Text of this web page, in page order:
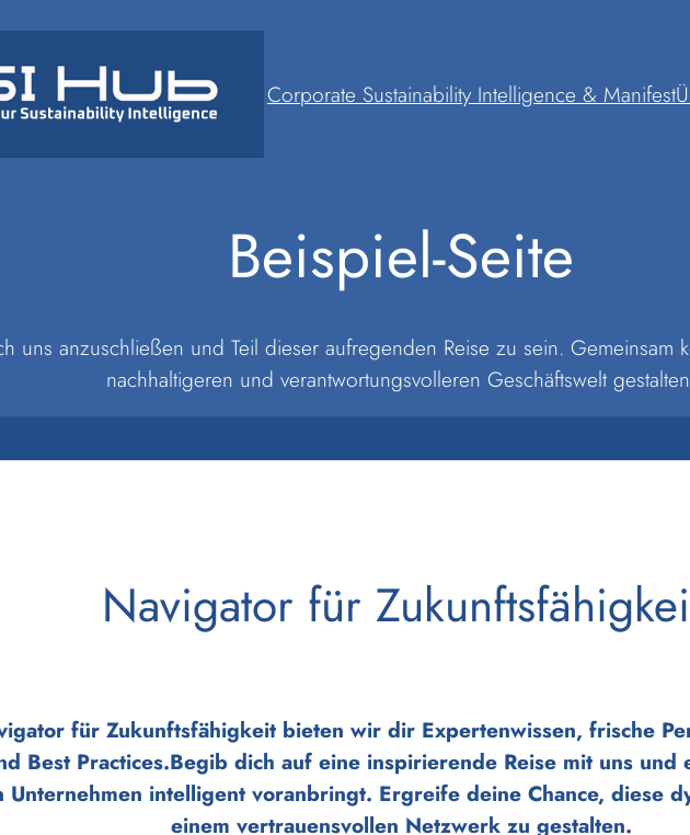
Corporate Sustainability Intelligence & Manifest
Beispiel-Seite
uns anzuschließen und Teil dieser aufregenden Reise zu sein.
nachhaltigeren und verantwortungsvolleren Geschäftswelt
Navigator für
für Zukunftsfähigkeit bieten wir dir Expertenwissen, frische
Best Practices.Begib dich auf eine inspirierende Reise mit uns
Unternehmen intelligent voranbringt. Ergreife deine Chance, diese
einem vertrauensvollen Netzwerk zu gestalten.